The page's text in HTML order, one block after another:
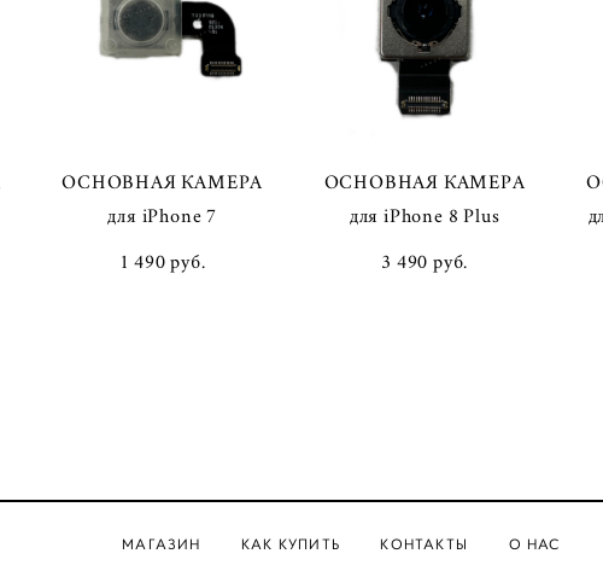
ОСНОВНАЯ КАМЕРА
для iPhone 7
1 490 pуб.
ОСНОВНАЯ КАМЕРА
для iPhone 8 Plus
3 490 pуб.
МАГАЗИН КАК КУПИТЬ КОНТАКТЫ О НАС